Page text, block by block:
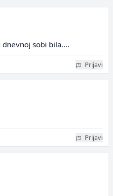
dnevnoj sobi bila....
Prijavi
Prijavi